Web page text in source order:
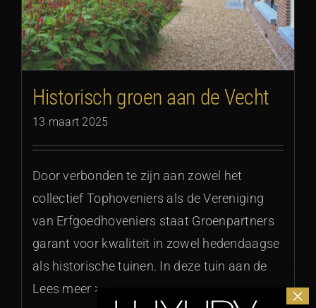
Historisch groen aan de Vecht
13 maart 2025
Door verbonden te zijn aan zowel het
collectief Tophoveniers als de Vereniging
van Erfgoedhoveniers staat Groenpartners
garant voor kwaliteit in zowel hedendaagse
als historische tuinen. In deze tuin aan de
Lees meer >